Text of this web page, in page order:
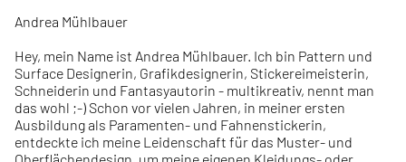
Andrea Mühlbauer
Hey, mein Name ist Andrea Mühlbauer. Ich bin Pattern und
Surface Designerin, Grafikdesignerin, Stickereimeisterin,
Schneiderin und Fantasyautorin - multikreativ, nennt man
das wohl ;-) Schon vor vielen Jahren, in meiner ersten
Ausbildung als Paramenten- und Fahnenstickerin,
entdeckte ich meine Leidenschaft für das Muster- und